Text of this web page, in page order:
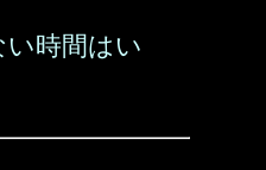
時間はい